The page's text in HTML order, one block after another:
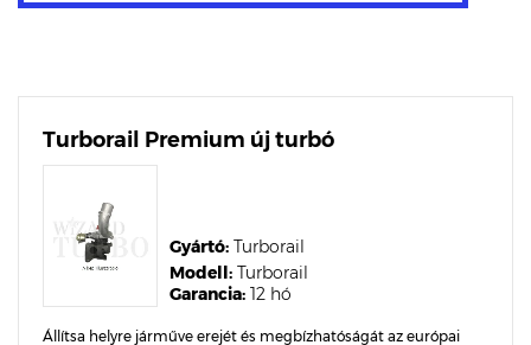
Turborail Premium új turbó
Garancia: 12 hó
Modell: Turborail
Gyártó: Turborail
Állítsa helyre járműve erejét és megbízhatóságát az európai